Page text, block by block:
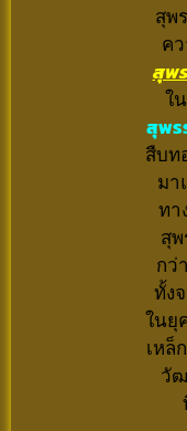
สุพ
ค
สุพ
ใ
สุพ
สืบท
มา
ทา
สุ
กว่
ทั้ง
ในยุ
เหล็
วั